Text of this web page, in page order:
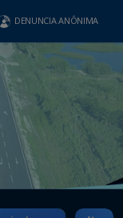
DENUNCIA ANÔNIMA